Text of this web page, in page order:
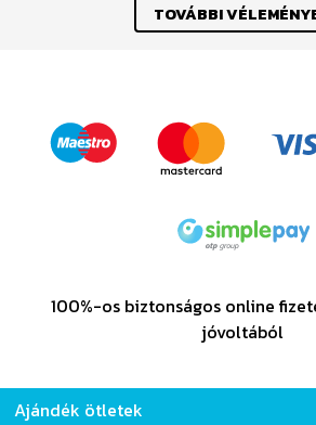
TOVÁBBI
100%-os biztonságos online
jóvoltából
Ajándék ötletek